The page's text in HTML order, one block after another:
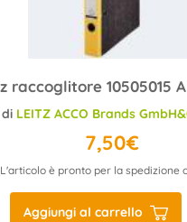
di LEITZ ACCO Brands
7,50€
L'articolo è pronto per la spedizione
Aggiungi al carrello